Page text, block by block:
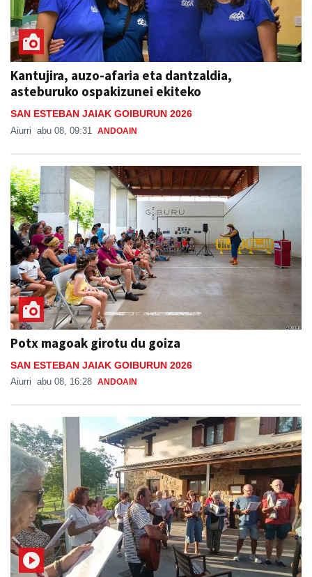
Kantujira, auzo-afaria eta dantzaldia,
asteburuko ospakizunei ekiteko
SAN ESTEBAN JAIAK GOIBURUN 2026
Aiurri abu 08, 09:31 ANDOAIN
Potx magoak girotu du goiza
SAN ESTEBAN JAIAK GOIBURUN 2026
Aiurri abu 08, 16:28 ANDOAIN